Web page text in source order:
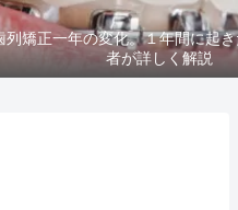
列矯正一年の変化。１年間に起
者が詳しく解説